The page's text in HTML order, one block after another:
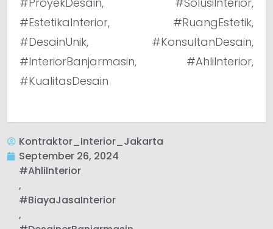
#EstetikaInterior, #RuangEstetik,
#DesainUnik, #KonsultanDesain,
#InteriorBanjarmasin, #AhliInterior,
#KualitasDesain
Kontraktor_Interior_Jakarta
September 26, 2024
#AhliInterior
,
#BiayaJasaInterior
,